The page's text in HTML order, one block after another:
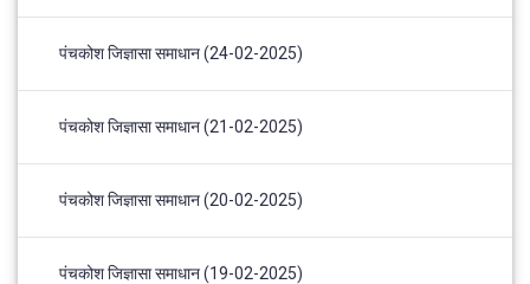
पंचकोश जिज्ञासा समाधान (24-02-2025)
पंचकोश जिज्ञासा समाधान (21-02-2025)
पंचकोश जिज्ञासा समाधान (20-02-2025)
पंचकोश जिज्ञासा समाधान (19-02-2025)